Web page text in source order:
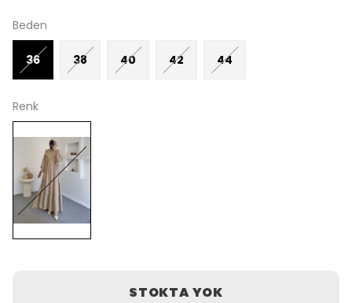
Beden
36 38 40 42 44
Renk
STOKTA YOK